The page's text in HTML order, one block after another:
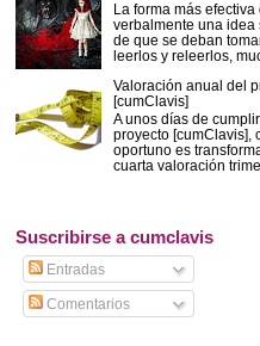
La forma más
verbalmente una idea
de que se deban
leerlos y releerlos,
Valoración anual del
[cumClavis]
A unos días de
proyecto [cumClavis],
oportuno es
cuarta valoración
Suscribirse a cumclavis
Entradas
Comentarios